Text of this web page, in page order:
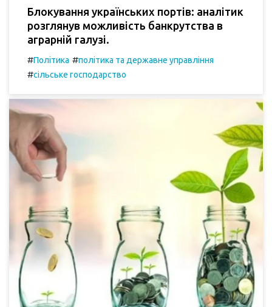
Блокування українських портів: аналітик
розглянув можливість банкрутства в
аграрній галузі.
#Політика #політика та державне управління
#сільське господарство